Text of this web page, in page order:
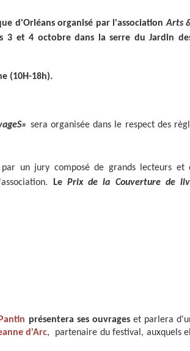
d'Orléans organisé par l'associationArts
3 et 4 octobre dans la serre du Jardin
(10H-18h).
sera organisée dans le respect des
un jury composé de grands lecteurs et
LePrix de la Couverture de
présentera ses ouvrageset parlera
d'Arc, partenaire du festival, auxquels